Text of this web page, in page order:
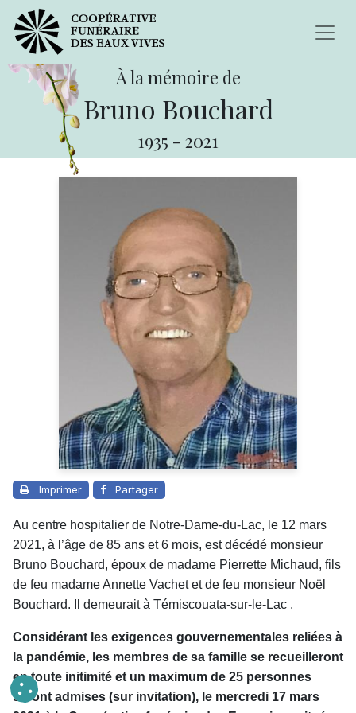
À la mémoire de
Bruno Bouchard
1935 - 2021
Imprimer Partager
Au centre hospitalier de Notre-Dame-du-Lac, le 12 mars
2021, à l’âge de 85 ans et 6 mois, est décédé monsieur
Bruno Bouchard, époux de madame Pierrette Michaud, fils
de feu madame Annette Vachet et de feu monsieur Noël
Bouchard. Il demeurait à Témiscouata-sur-le-Lac .
Considérant les exigences gouvernementales reliées à
la pandémie, les membres de sa famille se recueilleront
en toute initimité et un maximum de 25 personnes
seront admises (sur invitation), le mercredi 17 mars